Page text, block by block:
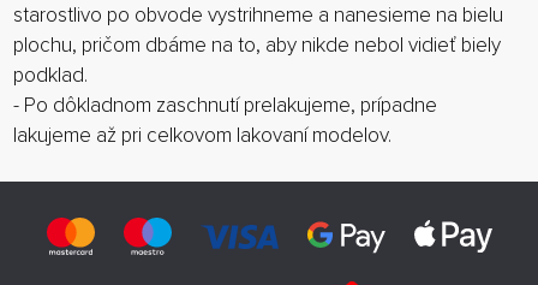
starostlivo po obvode vystrihneme a nanesieme na bielu
plochu, pričom dbáme na to, aby nikde nebol vidieť biely
podklad.
- Po dôkladnom zaschnutí prelakujeme, prípadne
lakujeme až pri celkovom lakovaní modelov.